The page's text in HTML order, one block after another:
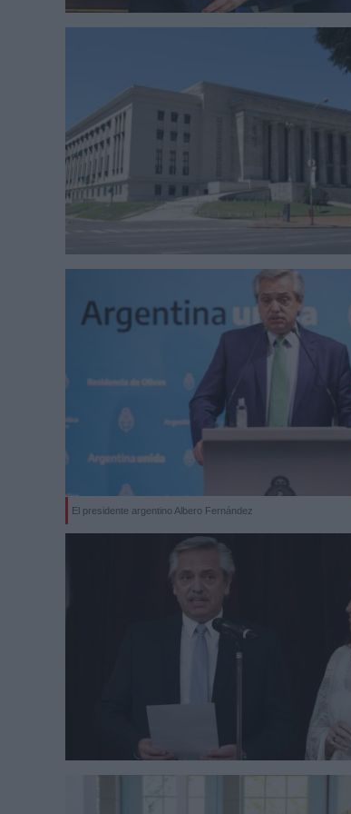
El presidente argentino Albero Fernández